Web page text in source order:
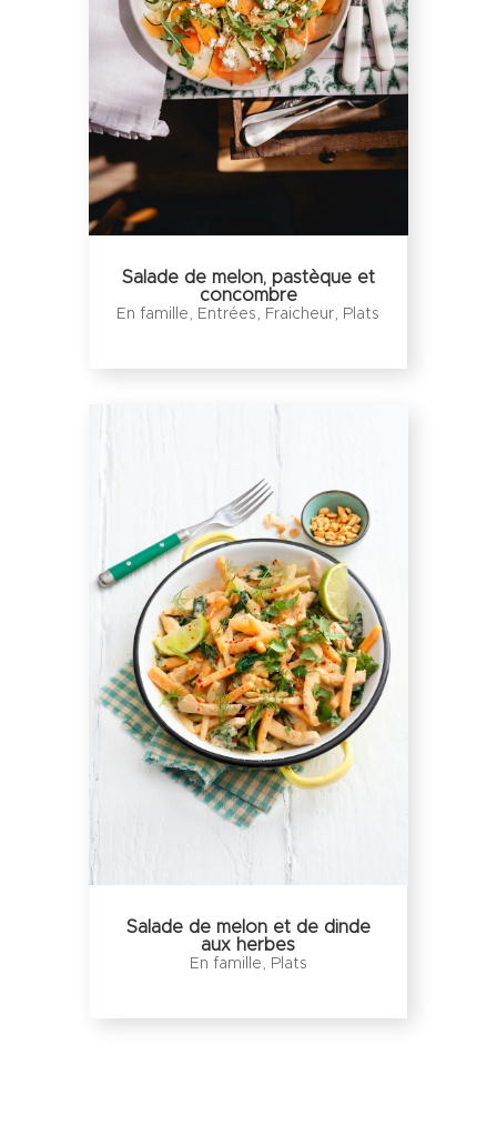
Salade de melon, pastèque et
concombre
En famille Entrées Fraicheur Plats
Salade de melon et de dinde
aux herbes
En famille Plats